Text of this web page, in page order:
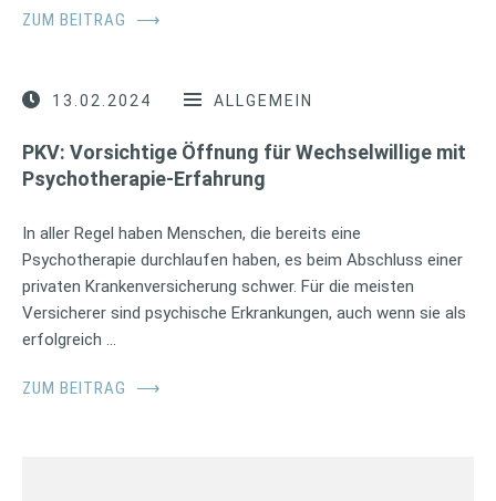
ZUM BEITRAG ⟶
13.02.2024 ALLGEMEIN
PKV: Vorsichtige Öffnung für Wechselwillige mit
Psychotherapie-Erfahrung
In aller Regel haben Menschen, die bereits eine
Psychotherapie durchlaufen haben, es beim Abschluss einer
privaten Krankenversicherung schwer. Für die meisten
Versicherer sind psychische Erkrankungen, auch wenn sie als
erfolgreich …
ZUM BEITRAG ⟶